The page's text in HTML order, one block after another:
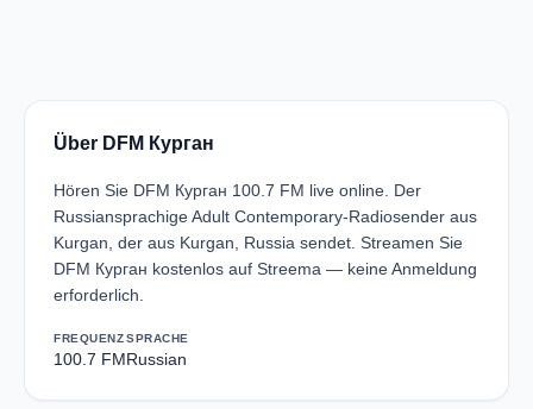
Über DFM Курган
Hören Sie DFM Курган 100.7 FM live online. Der
Russiansprachige Adult Contemporary-Radiosender aus
Kurgan, der aus Kurgan, Russia sendet. Streamen Sie
DFM Курган kostenlos auf Streema — keine Anmeldung
erforderlich.
FREQUENZ
100.7 FM
SPRACHE
Russian